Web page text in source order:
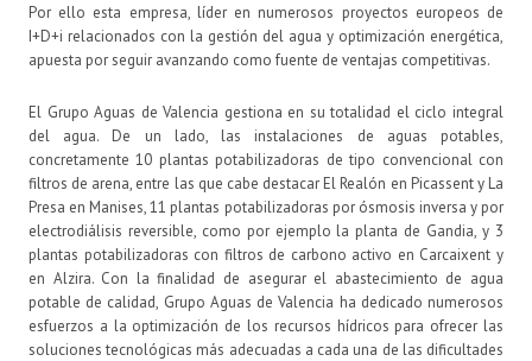
Por ello esta empresa, líder en numerosos proyectos europeos de
I+D+i relacionados con la gestión del agua y optimización energética,
apuesta por seguir avanzando como fuente de ventajas competitivas.
El Grupo Aguas de Valencia gestiona en su totalidad el ciclo integral
del agua. De un lado, las instalaciones de aguas potables,
concretamente 10 plantas potabilizadoras de tipo convencional con
filtros de arena, entre las que cabe destacar El Realón en Picassent y La
Presa en Manises, 11 plantas potabilizadoras por ósmosis inversa y por
electrodiálisis reversible, como por ejemplo la planta de Gandia, y 3
plantas potabilizadoras con filtros de carbono activo en Carcaixent y
en Alzira. Con la finalidad de asegurar el abastecimiento de agua
potable de calidad, Grupo Aguas de Valencia ha dedicado numerosos
esfuerzos a la optimización de los recursos hídricos para ofrecer las
soluciones tecnológicas más adecuadas a cada una de las dificultades